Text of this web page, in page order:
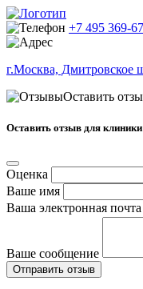
+7 495 369-
г.Москва, Дмитровское
Оставить
Оставить отзыв для
Оценка
Ваше имя
Ваша электронная почта
Ваше сообщение
Отправить отзыв